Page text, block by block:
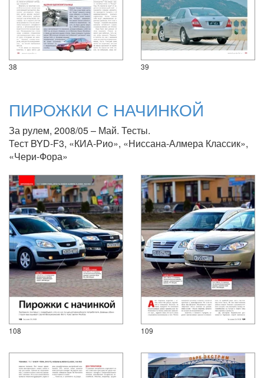
38 39
ПИРОЖКИ С НАЧИНКОЙ
За рулем, 2008/05 – Май. Тесты.
Тест BYD-F3, «КИА-Рио», «Ниссана-Алмера Классик»,
«Чери-Фора»
108 109